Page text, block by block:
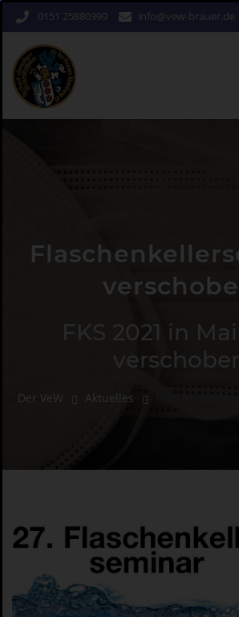
0151 25880399 info@vew-brauer.de
FKS 2021 in
Der VeW Aktuelles